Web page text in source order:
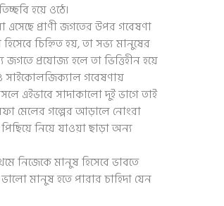
হয়ে ওঠে।
প্রাণী জগতের উপর গবেষণা
চিহ্নিত হয়, তা সভ্য মানুষের
প্রযোজ্য হলে তা ভিত্তিহীন হয়ে
সাইকোলজিক্যাল গবেষণায়
এইভাবে সাদাকালো দুই ভাগে তাই
মেলের গল্পের আড়ালে নোংরা
নিয়ে যাওয়া ছাড়া অন্য
নিজেকে মানুষ হিসেবে ভাবতে
মানুষ হতে পারার চাহিদা যেন